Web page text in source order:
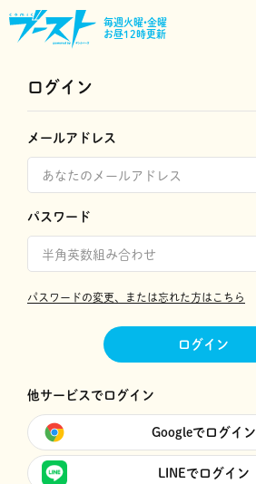
毎週火曜•金曜
お昼12時更新
ログイン
メールアドレス
パスワード
パスワードの変更、または忘れた方はこちら
ログイン
他サービスでログイン
Googleでログイン
LINEでログイン